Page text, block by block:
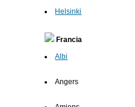
Helsinki
Francia
Albi
Angers